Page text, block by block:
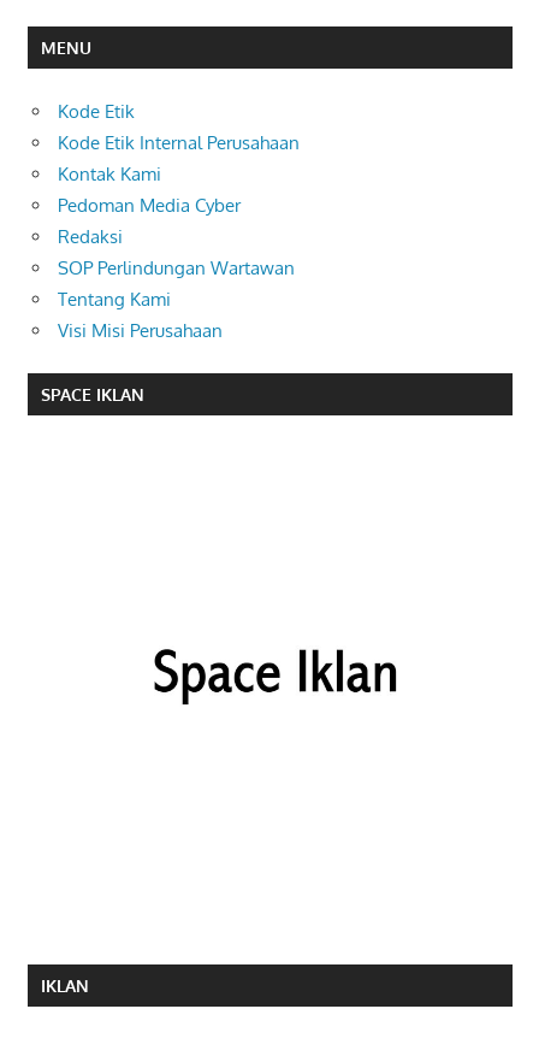
MENU
Kode Etik
Kode Etik Internal Perusahaan
Kontak Kami
Pedoman Media Cyber
Redaksi
SOP Perlindungan Wartawan
Tentang Kami
Visi Misi Perusahaan
SPACE IKLAN
IKLAN